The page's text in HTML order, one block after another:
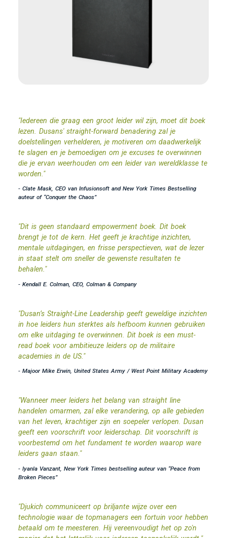
"Iedereen die graag een groot leider wil zijn, moet dit boek
lezen. Dusans' straight-forward benadering zal je
doelstellingen verhelderen, je motiveren om daadwerkelijk
te slagen en je bemoedigen om je excuses te overwinnen
die je ervan weerhouden om een leider van wereldklasse te
worden."
- Clate Mask, CEO van Infusionsoft and New York Times Bestselling
auteur of “Conquer the Chaos”
"Dit is geen standaard empowerment boek. Dit boek
brengt je tot de kern. Het geeft je krachtige inzichten,
mentale uitdagingen, en frisse perspectieven, wat de lezer
in staat stelt om sneller de gewenste resultaten te
behalen."
- Kendall E. Colman, CEO, Colman & Company
"Dusan’s Straight-Line Leadership geeft geweldige inzichten
in hoe leiders hun sterktes als hefboom kunnen gebruiken
om elke uitdaging te overwinnen. Dit boek is een must-
read boek voor ambitieuze leiders op de militaire
academies in de US."
- Majoor Mike Erwin, United States Army / West Point Military Academy
"Wanneer meer leiders het belang van straight line
handelen omarmen, zal elke verandering, op alle gebieden
van het leven, krachtiger zijn en soepeler verlopen. Dusan
geeft een voorschrift voor leiderschap. Dit voorschrift is
voorbestemd om het fundament te worden waarop ware
leiders gaan staan."
- Iyanla Vanzant, New York Times bestselling auteur van “Peace from
Broken Pieces”
"Djukich communiceert op briljante wijze over een
technologie waar de topmanagers een fortuin voor hebben
betaald om te meesteren. Hij vereenvoudigt het op zo'n